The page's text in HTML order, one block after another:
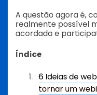
A questão agora é,
realmente possível
acordada e
Índice
6 Ideias de
tornar um